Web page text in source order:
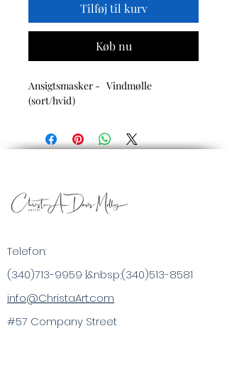
Tilføj til kurv
Køb nu
Ansigtsmasker - Vindmølle
(sort/hvid)
Telefon:
(340)713-9959 |&nbsp;(340)513-8581
info@ChristaArt.com
#57 Company Street